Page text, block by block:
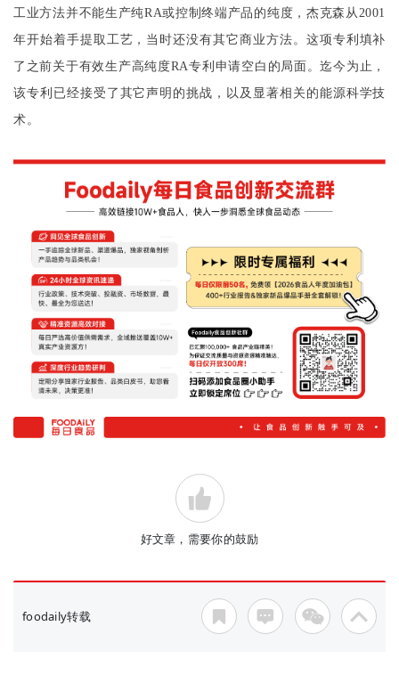
工业方法并不能生产纯RA或控制终端产品的纯度，杰克森从2001
年开始着手提取工艺，当时还没有其它商业方法。这项专利填补
了之前关于有效生产高纯度RA专利申请空白的局面。迄今为止，
该专利已经接受了其它声明的挑战，以及显著相关的能源科学技
术。
好文章，需要你的鼓励
foodaily转载